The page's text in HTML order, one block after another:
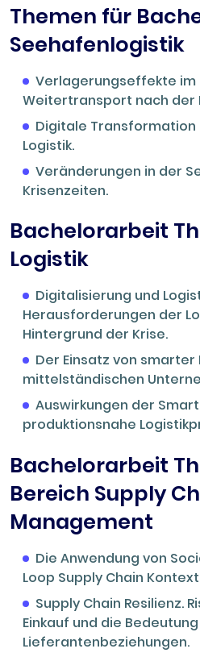
Themen für
Seehafenlogistik
Verlagerungseffekte
Weitertransport nach der
Digitale
Logistik.
Veränderungen in der
Krisenzeiten.
Bachelorarbeit
Logistik
Digitalisierung und
Herausforderungen der
Hintergrund der Krise.
Der Einsatz von smarter
mittelständischen
Auswirkungen der
produktionsnahe
Bachelorarbeit
Bereich Supply
Management
Die Anwendung von
Loop Supply Chain
Supply Chain Resilienz.
Einkauf und die
Lieferantenbeziehungen.